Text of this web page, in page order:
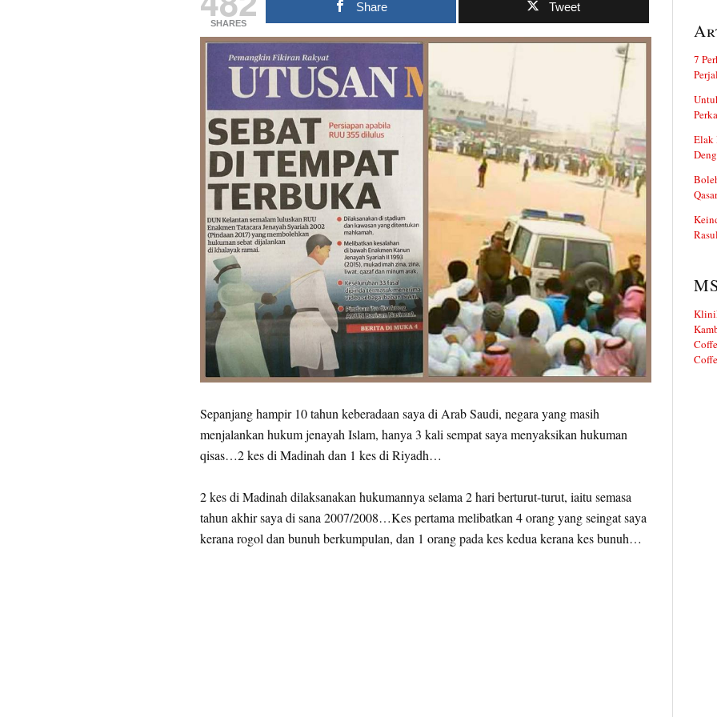
SHARES
Share Tweet
Sepanjang hampir 10 tahun keberadaan saya di Arab Saudi, negara yang masih
menjalankan hukum jenayah Islam, hanya 3 kali sempat saya menyaksikan hukuman
qisas…2 kes di Madinah dan 1 kes di Riyadh…
2 kes di Madinah dilaksanakan hukumannya selama 2 hari berturut-turut, iaitu semasa
tahun akhir saya di sana 2007/2008…Kes pertama melibatkan 4 orang yang seingat saya
kerana rogol dan bunuh berkumpulan, dan 1 orang pada kes kedua kerana kes bunuh…
7
Elak